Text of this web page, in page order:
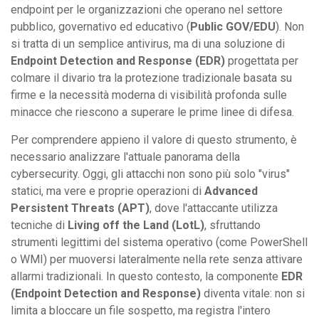
endpoint per le organizzazioni che operano nel settore
pubblico, governativo ed educativo (Public GOV/EDU). Non
si tratta di un semplice antivirus, ma di una soluzione di
Endpoint Detection and Response (EDR) progettata per
colmare il divario tra la protezione tradizionale basata su
firme e la necessità moderna di visibilità profonda sulle
minacce che riescono a superare le prime linee di difesa.
Per comprendere appieno il valore di questo strumento, è
necessario analizzare l'attuale panorama della
cybersecurity. Oggi, gli attacchi non sono più solo "virus"
statici, ma vere e proprie operazioni di Advanced
Persistent Threats (APT), dove l'attaccante utilizza
tecniche di Living off the Land (LotL), sfruttando
strumenti legittimi del sistema operativo (come PowerShell
o WMI) per muoversi lateralmente nella rete senza attivare
allarmi tradizionali. In questo contesto, la componente EDR
(Endpoint Detection and Response) diventa vitale: non si
limita a bloccare un file sospetto, ma registra l'intero